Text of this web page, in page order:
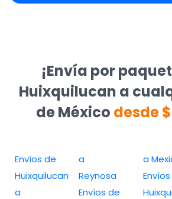
¡Envía por
Huixquilucan a
de México desde
Envíos de
Huixquilucan
a
a
Reynosa
Envíos de
a